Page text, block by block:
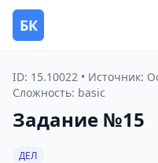
БК
ID: 15.10022 • Источник:
Сложность: basic
Задание №15
ДЕЛ